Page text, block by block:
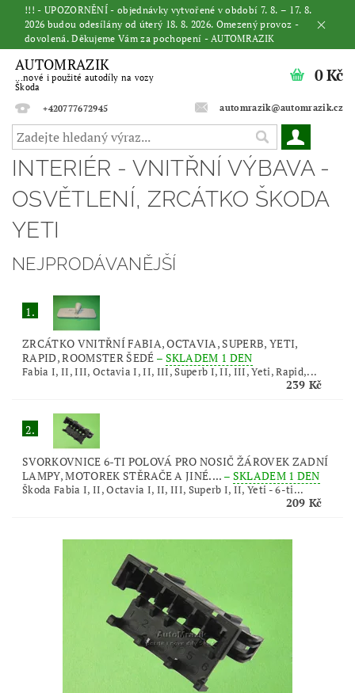
!!! - UPOZORNĚNÍ - objednávky vytvořené v období 7. 8. – 17. 8.
2026 budou odesílány od úterý 18. 8. 2026. Omezený provoz -
dovolená. Děkujeme Vám za pochopení - AUTOMRAZIK
AUTOMRAZIK
...nové i použité autodíly na vozy
Škoda
+420777672945
automrazik@automrazik.cz
0 Kč
INTERIÉR - VNITŘNÍ VÝBAVA -
OSVĚTLENÍ, ZRCÁTKO ŠKODA
YETI
NEJPRODÁVANĚJŠÍ
1.
ZRCÁTKO VNITŘNÍ FABIA, OCTAVIA, SUPERB, YETI,
RAPID, ROOMSTER ŠEDÉ – SKLADEM 1 DEN
Fabia I, II, III, Octavia I, II, III, Superb I, II, III, Yeti, Rapid,...
239 Kč
2.
SVORKOVNICE 6-TI POLOVÁ PRO NOSIČ ŽÁROVEK ZADNÍ
LAMPY, MOTOREK STĚRAČE A JINÉ.... – SKLADEM 1 DEN
Škoda Fabia I, II, Octavia I, II, III, Superb I, II, Yeti - 6-ti...
209 Kč